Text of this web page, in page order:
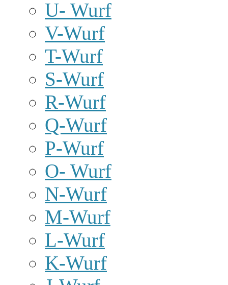
U- Wurf
V-Wurf
T-Wurf
S-Wurf
R-Wurf
Q-Wurf
P-Wurf
O- Wurf
N-Wurf
M-Wurf
L-Wurf
K-Wurf